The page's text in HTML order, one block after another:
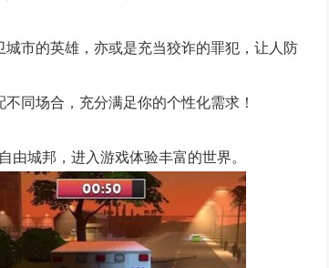
市的英雄，亦或是充当狡诈的罪犯，让人防
同场合，充分满足你的个性化需求！
由城邦，进入游戏体验丰富的世界。